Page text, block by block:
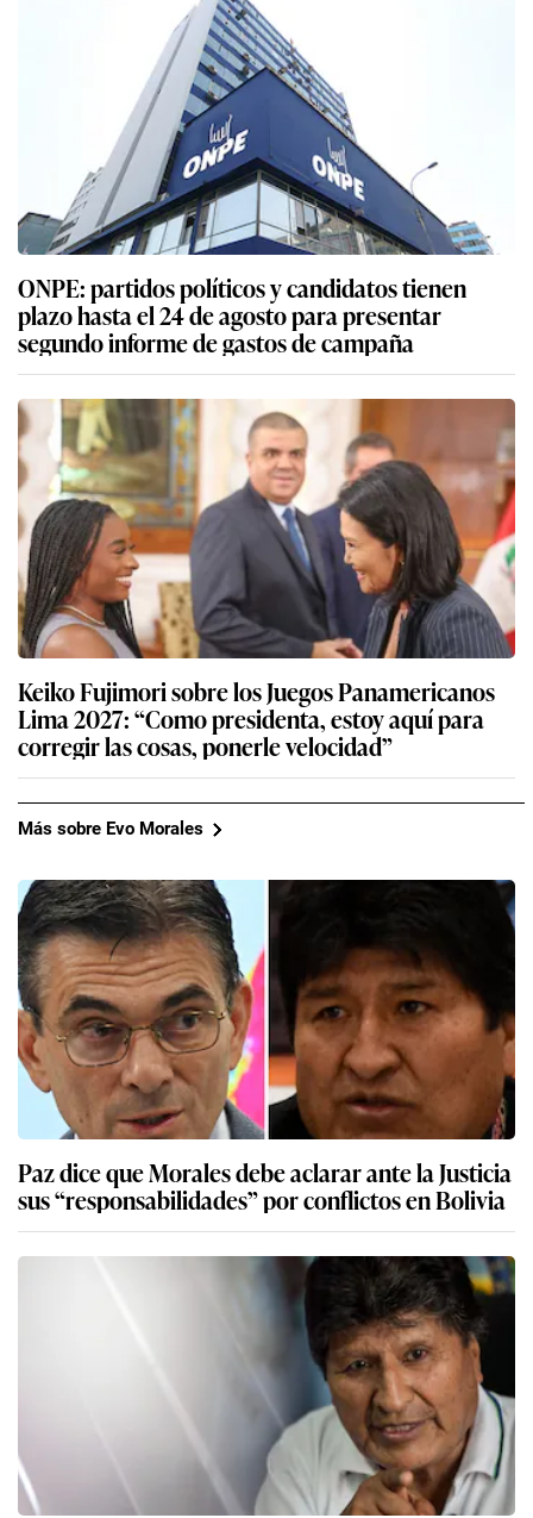
ONPE: partidos políticos y candidatos tienen
plazo hasta el 24 de agosto para presentar
segundo informe de gastos de campaña
Keiko Fujimori sobre los Juegos Panamericanos
Lima 2027: “Como presidenta, estoy aquí para
corregir las cosas, ponerle velocidad”
Más sobre Evo Morales
Paz dice que Morales debe aclarar ante la Justicia
sus “responsabilidades” por conflictos en Bolivia